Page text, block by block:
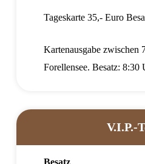
Tageskarte 35,- Euro
Kartenausgabe zwischen
Forellensee. Besatz: 8:30
V.I.P.-
Besatz